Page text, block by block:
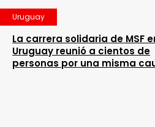
Uruguay
La carrera solidaria de MSF
Uruguay reunió a cientos de
personas por una misma